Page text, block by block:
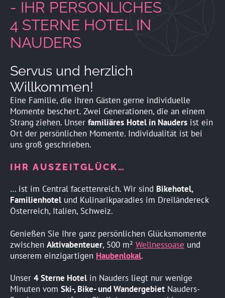
- IHR PERSÖNLICHES
4 STERNE HOTEL IN
NAUDERS
Servus und herzlich
Willkommen!
Eine Familie, die ihren Gästen gerne individuelle
Momente beschert. Zwei Generationen, die an einem
Strang ziehen. Unser familiäres Hotel in Nauders ist ein
Ort der persönlichen Momente. Individualität ist bei
uns groß geschrieben.
IHR AUSZEITGLÜCK…
… ist im Central facettenreich. Wir sind Bikehotel,
Familienhotel und Kulinarikparadies im Dreiländereck
Österreich, Italien, Schweiz.
Genießen Sie Ihre ganz persönlichen Glücksmomente
zwischen Aktivabenteuer, 500 m² Wellnessoase und
unserem einzigartigen Haubenlokal.
Unser 4 Sterne Hotel in Nauders liegt nur wenige
Minuten vom Ski-, Bike- und Wandergebiet Nauders-